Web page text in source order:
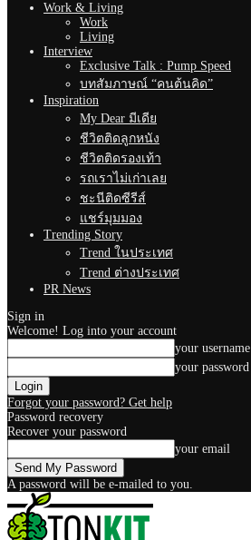
Work & Living
Work
Living
Interview
Exclusive Talk : Pump Speed
บทสัมภาษณ์ “คนต้นคิด”
Inspiration
My Dear มีเดีย
ชีวิตติดลูกหนัง
ชีวิตติดรองเท้า
รถเราไม่เก่าเลย
ชะนีติดซีรีส์
แชร์มุมมอง
Trending Story
Trend ในประเทศ
Trend ต่างประเทศ
PR News
Sign in
Welcome! Log into your account
your username
your password
Forgot your password? Get help
Password recovery
Recover your password
your email
A password will be e-mailed to you.